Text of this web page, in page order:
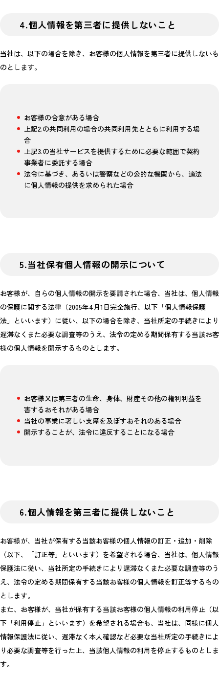
4.個人情報を第三者に提供しないこと
当社は、以下の場合を除き、お客様の個人情報を第三者に提供しないも
のとします。
お客様の合意がある場合
上記2.の共同利用の場合の共同利用先とともに利用する場
合
上記3.の当社サービスを提供するために必要な範囲で契約
事業者に委託する場合
法令に基づき、あるいは警察などの公的な機関から、適法
に個人情報の提供を求められた場合
5.当社保有個人情報の開示について
お客様が、自らの個人情報の開示を要請された場合、当社は、個人情報
の保護に関する法律（2005年4月1日完全施行、以下「個人情報保護
法」といいます）に従い、以下の場合を除き、当社所定の手続きにより
遅滞なくまた必要な調査等のうえ、法令の定める期間保有する当該お客
様の個人情報を開示するものとします。
お客様又は第三者の生命、身体、財産その他の権利利益を
害するおそれがある場合
当社の事業に著しい支障を及ぼすおそれのある場合
開示することが、法令に違反することになる場合
6.個人情報を第三者に提供しないこと
お客様が、当社が保有する当該お客様の個人情報の訂正・追加・削除
（以下、「訂正等」といいます）を希望される場合、当社は、個人情報
保護法に従い、当社所定の手続きにより遅滞なくまた必要な調査等のう
え、法令の定める期間保有する当該お客様の個人情報を訂正等するもの
とします。
また、お客様が、当社が保有する当該お客様の個人情報の利用停止（以
下「利用停止」といいます）を希望される場合も、当社は、同様に個人
情報保護法に従い、遅滞なく本人確認など必要な当社所定の手続きによ
り必要な調査等を行った上、当該個人情報の利用を停止するものとしま
す。